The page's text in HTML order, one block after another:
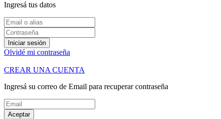
Ingresá tus datos
Iniciar sesión
Olvidé mi contraseña
CREAR UNA CUENTA
Ingresá su correo de Email para recuperar contraseña
Aceptar